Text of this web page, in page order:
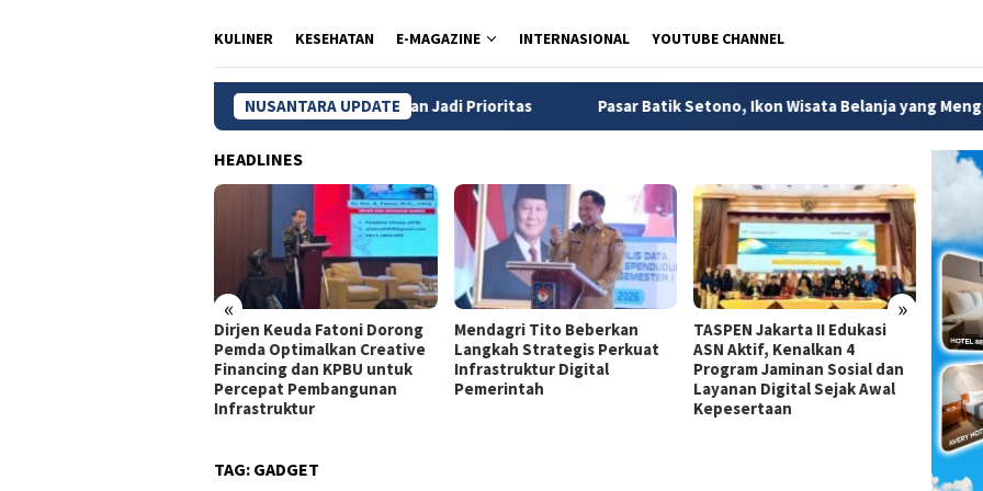
KULINER KESEHATAN E-MAGAZINE INTERNASIONAL YOUTUBE CHANNEL
NUSANTARA UPDATE
MBG, Wilayah 3T dan Kelompok Rentan Jadi Prioritas Pasar Batik Setono, Ikon Wisata Belanja yang Menggerakkan
HEADLINES
« »
Dirjen Keuda Fatoni Dorong
Pemda Optimalkan Creative
Financing dan KPBU untuk
Percepat Pembangunan
Infrastruktur
Mendagri Tito Beberkan
Langkah Strategis Perkuat
Infrastruktur Digital
Pemerintah
TASPEN Jakarta II Edukasi
ASN Aktif, Kenalkan 4
Program Jaminan Sosial dan
Layanan Digital Sejak Awal
Kepesertaan
Jadi
TAG: GADGET